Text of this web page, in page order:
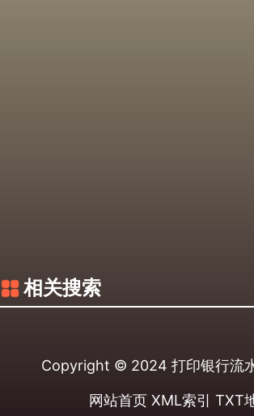
相关搜索
Copyright © 2024 打印银行流
网站首页 XML索引 TXT